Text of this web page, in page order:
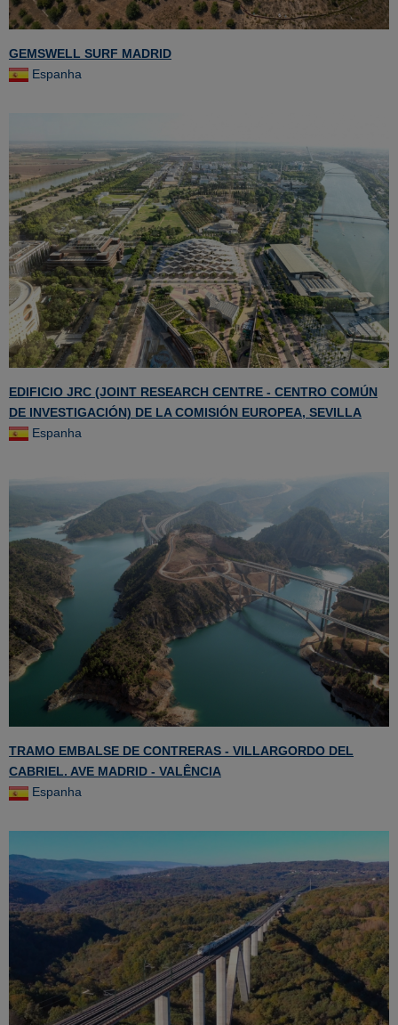
GEMSWELL SURF MADRID
Espanha
EDIFICIO JRC (JOINT RESEARCH CENTRE - CENTRO COMÚN
DE INVESTIGACIÓN) DE LA COMISIÓN EUROPEA, SEVILLA
Espanha
TRAMO EMBALSE DE CONTRERAS - VILLARGORDO DEL
CABRIEL. AVE MADRID - VALÊNCIA
Espanha